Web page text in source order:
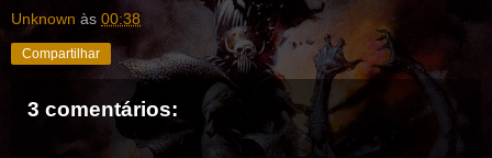
Unknown às 00:38
Compartilhar
3 comentários: